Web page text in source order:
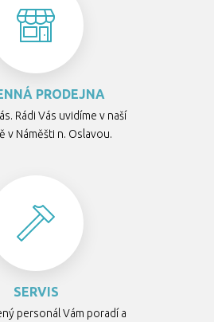
PRODEJNA
Rádi Vás uvidíme v naší
v Náměšti n. Oslavou.
SERVIS
personál Vám poradí a